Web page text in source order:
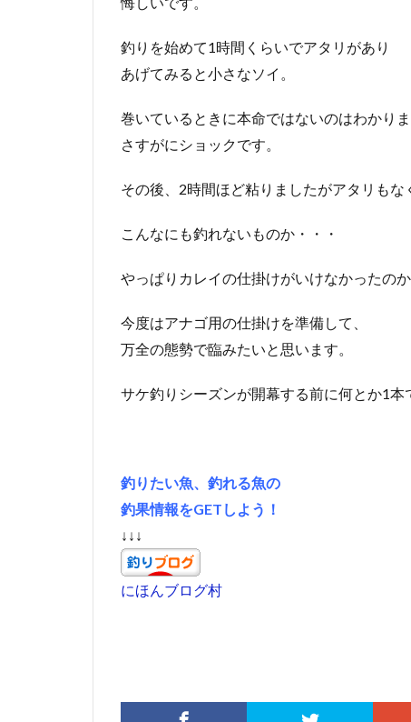
釣りを始めて1時間くらいでアタリがあり
あげてみると小さなソイ。
巻いているときに本命ではないのはわかり
さすがにショックです。
その後、2時間ほど粘りましたがアタリもな
こんなにも釣れないものか・・・
やっぱりカレイの仕掛けがいけなかったのか
今度はアナゴ用の仕掛けを準備して、
万全の態勢で臨みたいと思います。
サケ釣りシーズンが開幕する前に何とか1本
釣りたい魚、釣れる魚の
釣果情報をGETしよう！
↓↓↓
にほんブログ村